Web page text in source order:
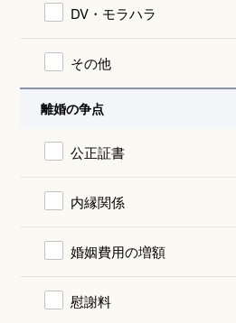
DV・モラハラ
その他
離婚の争点
公正証書
内縁関係
婚姻費用の増額
慰謝料